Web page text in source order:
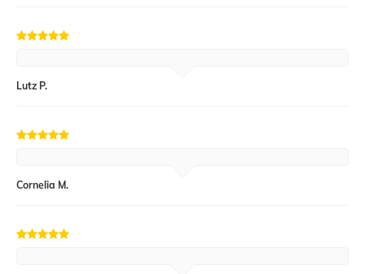
Lutz P.
Cornelia M.